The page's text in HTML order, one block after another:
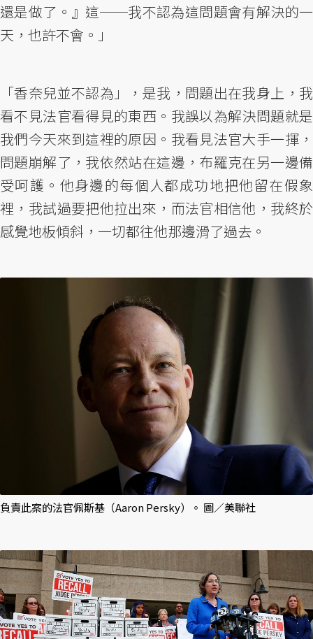
還是做了。』這──我不認為這問題會有解決的一
天，也許不會。」
「香奈兒並不認為」，是我，問題出在我身上，我
看不見法官看得見的東西。我誤以為解決問題就是
我們今天來到這裡的原因。我看見法官大手一揮，
問題崩解了，我依然站在這邊，布羅克在另一邊備
受呵護。他身邊的每個人都成功地把他留在假象
裡，我試過要把他拉出來，而法官相信他，我終於
感覺地板傾斜，一切都往他那邊滑了過去。
負責此案的法官佩斯基（Aaron Persky）。 圖／美聯社